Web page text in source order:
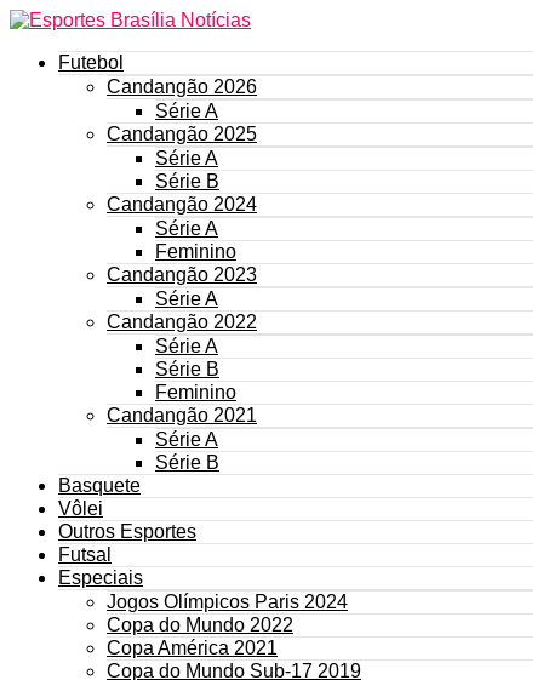
Futebol
Candangão 2026
Série A
Candangão 2025
Série A
Série B
Candangão 2024
Série A
Feminino
Candangão 2023
Série A
Candangão 2022
Série A
Série B
Feminino
Candangão 2021
Série A
Série B
Basquete
Vôlei
Outros Esportes
Futsal
Especiais
Jogos Olímpicos Paris 2024
Copa do Mundo 2022
Copa América 2021
Copa do Mundo Sub-17 2019